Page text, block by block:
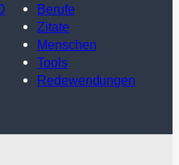
Berufe
Zitate
Menschen
Tools
Redewendungen